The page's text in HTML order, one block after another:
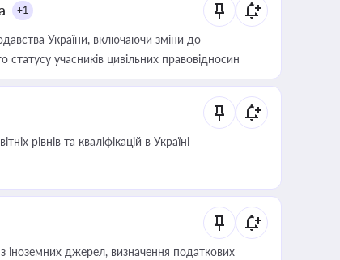
+1
України, включаючи зміни до
учасників цивільних правовідносин
рівнів та кваліфікацій в Україні
іноземних джерел, визначення податкових